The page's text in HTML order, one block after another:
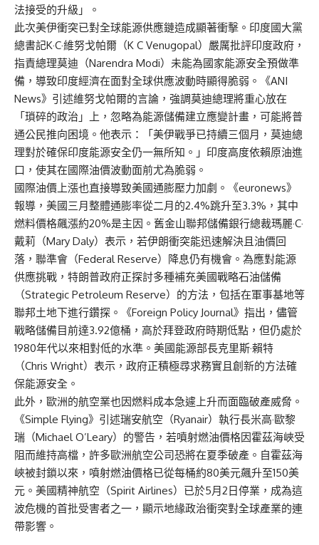
法接受的升級」。
此次美伊衝突已對全球能源供應鏈造成顯著衝擊。印度國大黨
總書記K·C·維努戈帕爾（K C Venugopal）嚴厲批評印度政府，
指責總理莫迪（Narendra Modi）未能為國家能源安全預做準
備，導致印度經濟在面對全球供應波動時顯得脆弱。《ANI
News》引述維努戈帕爾的言論，強調莫迪總理將重心放在
「瑣碎的政治」上，忽略為能源儲備建立應變計畫，可能將普
通公民推向困境。他表示：「美伊戰爭已持續三個月，莫迪總
理對於確保印度能源安全仍一無所知。」印度高度依賴原油進
口，使其在國際油價波動面前尤為脆弱。
國際油價上漲也直接導致美國通膨壓力加劇。《euronews》
報導，美國三月整體通膨率從二月的2.4%跳升至3.3%，其中
燃料價格飆漲約20%是主因。舊金山聯邦儲備銀行總裁瑪麗·C·
戴莉（Mary Daly）表示，若伊朗衝突能迅速解決且油價回
落，聯準會（Federal Reserve）降息仍有機會。為應對能源
供應挑戰，特朗普政府正探討多種補充美國戰略石油儲備
（Strategic Petroleum Reserve）的方法，包括在軍事基地等
聯邦土地下進行鑽探。《Foreign Policy Journal》指出，儘管
戰略儲備目前達3.92億桶，高於拜登政府時期低點，但仍處於
1980年代以來相對低的水準。美國能源部長克里斯·賴特
（Chris Wright）表示，政府正積極尋求務實且創新的方法確
保能源安全。
此外，歐洲的航空業也因燃料成本急遽上升而面臨破產威脅。
《Simple Flying》引述瑞安航空（Ryanair）執行長米高·歐黎
瑞（Michael O’Leary）的警告，若噴射燃油價格因霍茲海峽受
阻而維持高檔，許多歐洲航空公司恐將在夏季破產。自霍茲海
峽被封鎖以來，噴射燃油價格已從每桶約80美元飆升至150美
元。美國精神航空（Spirit Airlines）已於5月2日停業，成為這
波危機的首批受害者之一，顯示地緣政治衝突對全球產業的連
帶影響。